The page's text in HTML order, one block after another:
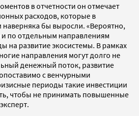
в отчетности он отмечает
расходов, которые в
наверняка бы выросли. «Вероятно,
по отдельным направлениям
на развитие экосистемы. В рамках
направления могут долго не
денежный поток, развитие
с венчурными
периоды такие инвестиции
чтобы не принимать повышенные